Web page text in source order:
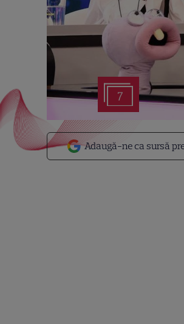
7
Adaugă-ne ca sursă